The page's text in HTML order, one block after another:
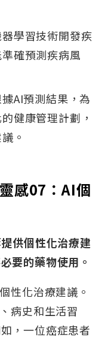
器學習技術開發疾
確預測疾病風
據AI預測結果，為
健康管理計劃，
。
感07：AI個
供個性化治療建
要的藥物使用。
性化治療建議。
病史和生活習
，一位癌症患者